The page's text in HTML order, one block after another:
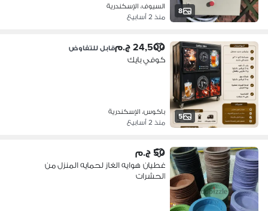
8
السيوف، الإسكندرية
منذ 2 أسابيع
5
24,500 ج.م قابل للتفاوض
كوفي بايك
باكوس، الإسكندرية
منذ 2 أسابيع
50 ج.م
غطيان هوايه الغاز لحمايه المنزل من
الحشرات